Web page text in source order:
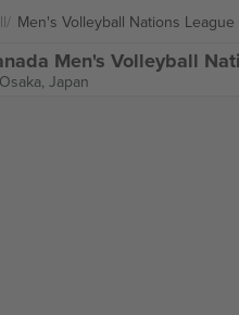
Men's Volleyball Nations League
Men's Volleyball
Osaka, Japan